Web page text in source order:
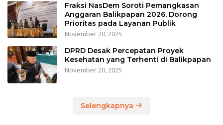
Fraksi NasDem Soroti Pemangkasan
Anggaran Balikpapan 2026, Dorong
Prioritas pada Layanan Publik
November 20, 2025
DPRD Desak Percepatan Proyek
Kesehatan yang Terhenti di Balikpapan
November 20, 2025
Selengkapnya